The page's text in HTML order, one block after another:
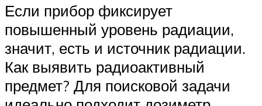
Если прибор фиксирует
повышенный уровень радиации,
значит, есть и источник радиации.
Как выявить радиоактивный
предмет? Для поисковой задачи